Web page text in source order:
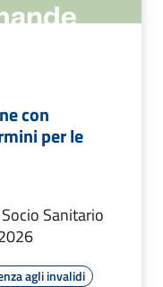
con
per le
Sanitario
agli invalidi